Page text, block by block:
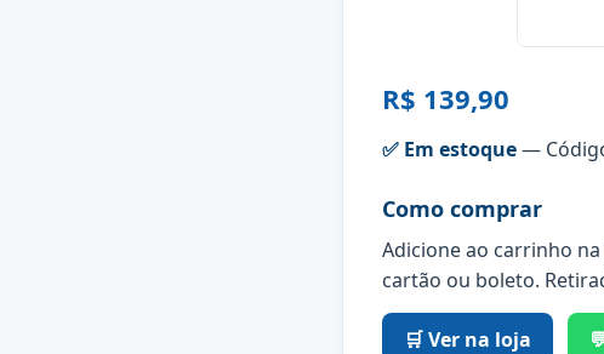
R$ 139,90
✅ Em estoque—
Como comprar
Adicione ao carrinho
cartão ou boleto.
🛒 Ver na loja